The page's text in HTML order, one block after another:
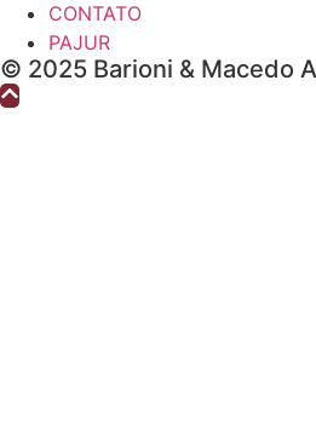
CONTATO
PAJUR
© 2025 Barioni & Macedo